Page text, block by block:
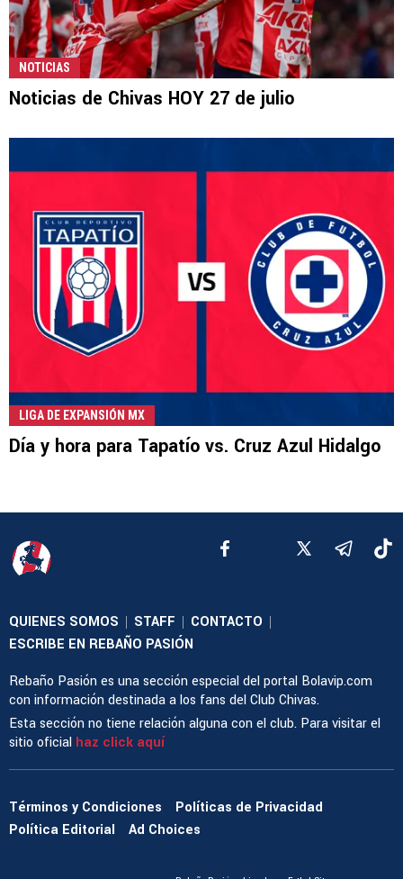
NOTICIAS
Noticias de Chivas HOY 27 de julio
LIGA DE EXPANSIÓN MX
Día y hora para Tapatío vs. Cruz Azul Hidalgo
QUIENES SOMOS | STAFF | CONTACTO |
ESCRIBE EN REBAÑO PASIÓN
Rebaño Pasión es una sección especial del portal Bolavip.com
con información destinada a los fans del Club Chivas.
Esta sección no tiene relación alguna con el club. Para visitar el
sitio oficial haz click aquí
Términos y Condiciones
Políticas de Privacidad
Política Editorial
Ad Choices